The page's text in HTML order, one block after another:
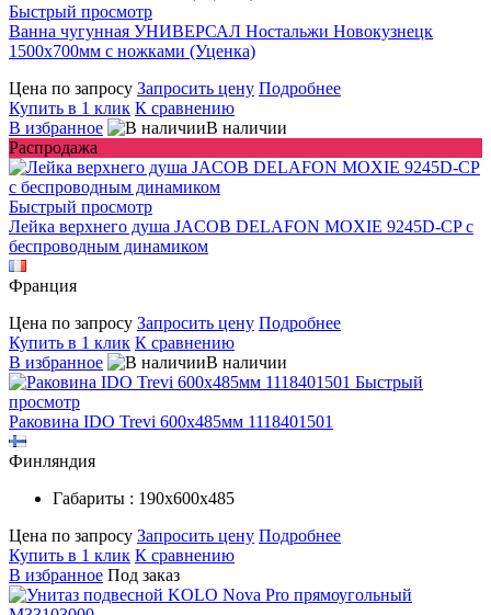
Быстрый просмотр
Ванна чугунная УНИВЕРСАЛ Ностальжи Новокузнецк
1500х700мм с ножками (Уценка)
Цена по запросу Запросить цену Подробнее
Купить в 1 клик К сравнению
В избранное
В наличии
Распродажа
Быстрый просмотр
Лейка верхнего душа JACOB DELAFON MOXIE 9245D-CP с
беспроводным динамиком
Франция
Цена по запросу Запросить цену Подробнее
Купить в 1 клик К сравнению
В избранное
В наличии
Быстрый
просмотр
Раковина IDO Trevi 600х485мм 1118401501
Финляндия
Габариты : 190х600х485
Цена по запросу Запросить цену Подробнее
Купить в 1 клик К сравнению
В избранное Под заказ